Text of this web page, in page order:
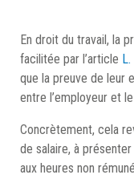
En droit du travail, la
facilitée par l’article
que la preuve de leur
entre l’employeur et
Concrètement, cela
de salaire, à
aux heures non